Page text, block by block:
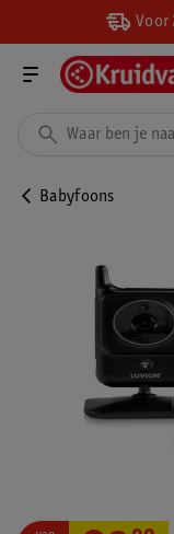
Voor
Babyfoons